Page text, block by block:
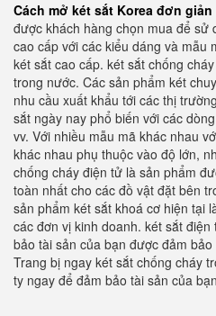
Cách mở két sắt Korea đơn
được khách hàng chọn mua để sử
cao cấp với các kiểu dáng và mẫu
két sắt cao cấp. két sắt chống
trong nước. Các sản phẩm két
nhu cầu xuất khẩu tới các thị
sắt ngày nay phổ biến với các
vv. Với nhiều mẫu mã khác nhau
khác nhau phụ thuộc vào độ lớn,
chống cháy điện tử là sản phẩm
toàn nhất cho các đồ vật đặt bên
sản phẩm két sắt khoá cơ hiện tại
các đơn vị kinh doanh. két sắt
bảo tài sản của bạn được đảm
Trang bị ngay két sắt chống cháy
ty ngay để đảm bảo tài sản của